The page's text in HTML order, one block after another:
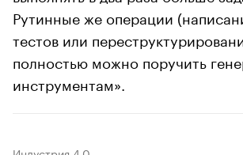
Рутинные же операции
тестов или
полностью можно поручить
инструментам».